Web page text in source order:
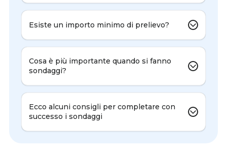
Esiste un importo minimo di prelievo?
Cosa è più importante quando si fanno
sondaggi?
Ecco alcuni consigli per completare con
successo i sondaggi